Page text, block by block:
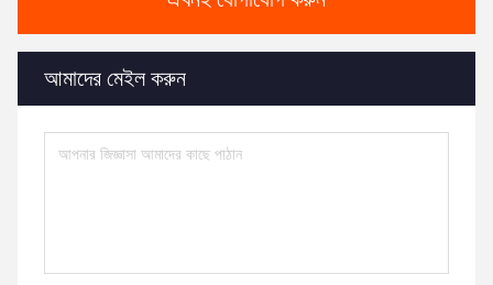
আমাদের মেইল করুন